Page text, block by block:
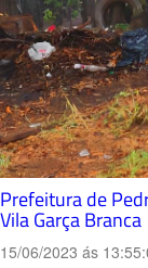
Prefeitura de
Vila Garça Branca
15/06/2023 ás